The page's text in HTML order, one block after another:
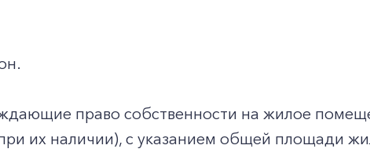
право собственности на жилое
их наличии), с указанием общей площади